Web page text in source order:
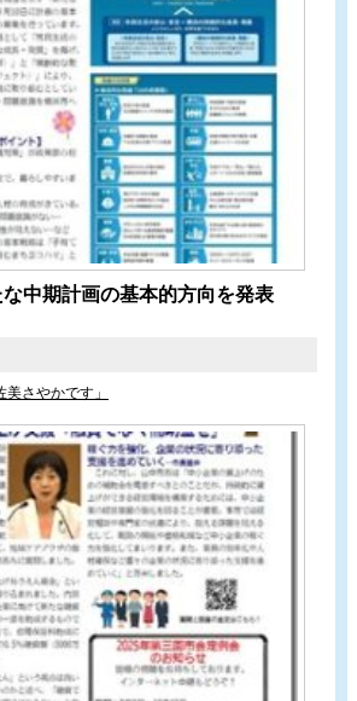
中期計画の基本的方向を発表
さやかです」